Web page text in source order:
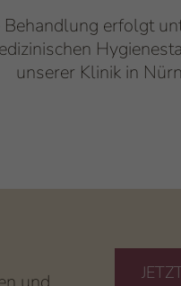
Behandlung erfolgt
unserer Klinik in